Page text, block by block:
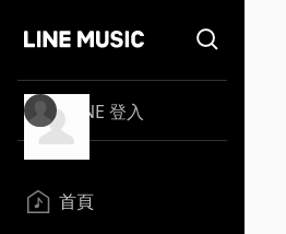
LINE 登入
首頁